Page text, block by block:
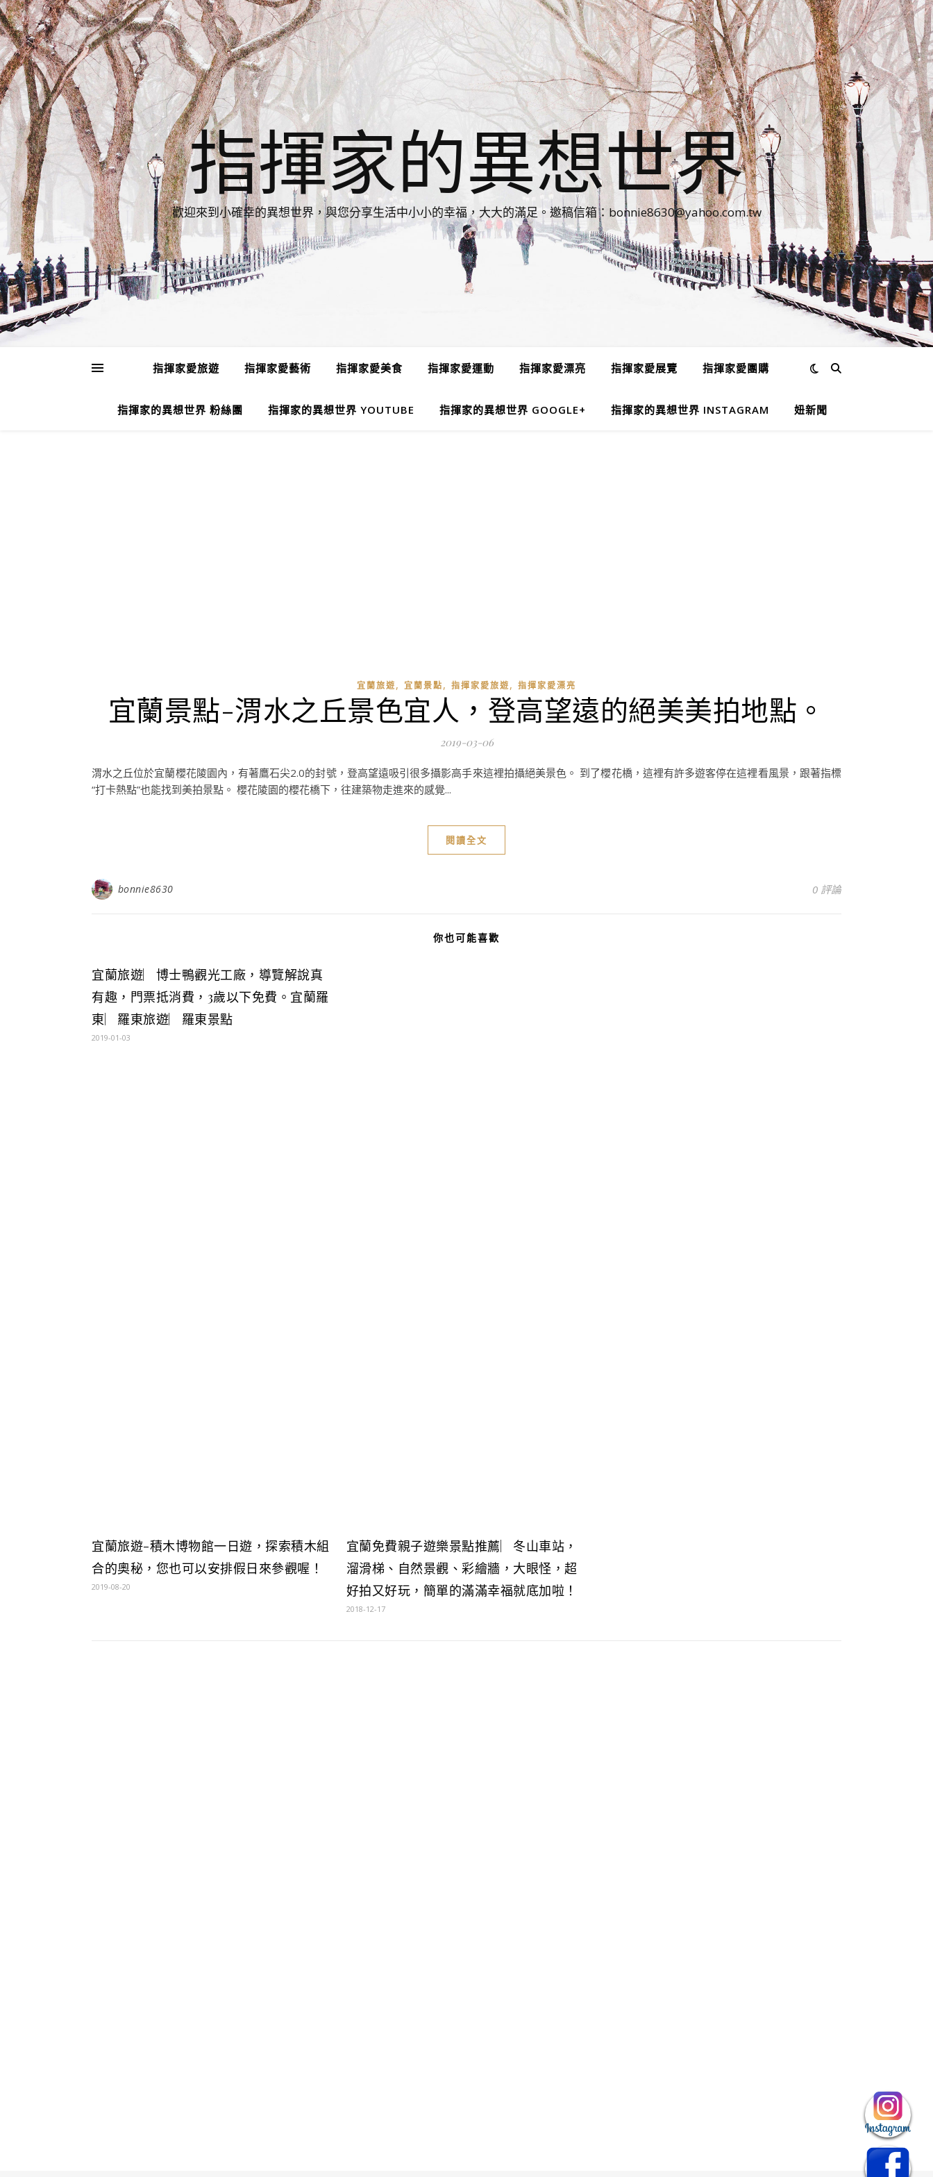
指揮家的異想世界
歡迎來到小確幸的異想世界，與您分享生活中小小的幸福，大大的滿足。邀稿信箱：bonnie8630@yahoo.com.tw
指揮家愛旅遊 指揮家愛藝術 指揮家愛美食 指揮家愛運動 指揮家愛漂亮 指揮家愛展覽 指揮家愛團購
指揮家的異想世界 粉絲團 指揮家的異想世界 YOUTUBE 指揮家的異想世界 GOOGLE+ 指揮家的異想世界 INSTAGRAM 妞新聞
宜蘭旅遊, 宜蘭景點, 指揮家愛旅遊, 指揮家愛漂亮
宜蘭景點-渭水之丘景色宜人，登高望遠的絕美美拍地點。
2019-03-06
渭水之丘位於宜蘭櫻花陵園內，有著鷹石尖2.0的封號，登高望遠吸引很多攝影高手來這裡拍攝絕美景色。 到了櫻花橋，這裡有許多遊客停在這裡看風景，跟著指標
“打卡熱點”也能找到美拍景點。 櫻花陵園的櫻花橋下，往建築物走進來的感覺...
閱讀全文
bonnie8630 0 評論
你也可能喜歡
宜蘭旅遊︳博士鴨觀光工廠，導覽解說真
有趣，門票抵消費，3歲以下免費。宜蘭羅
東︳羅東旅遊︳羅東景點
2019-01-03
宜蘭旅遊-積木博物館一日遊，探索積木組
合的奧秘，您也可以安排假日來參觀喔！
2019-08-20
宜蘭免費親子遊樂景點推薦︳冬山車站，
溜滑梯、自然景觀、彩繪牆，大眼怪，超
好拍又好玩，簡單的滿滿幸福就底加啦！
2018-12-17